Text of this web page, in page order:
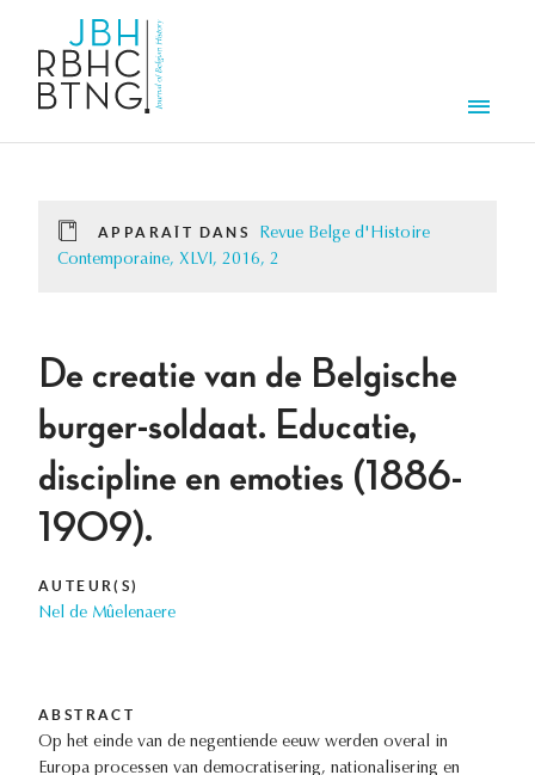
APPARAÎT DANS
Revue Belge d'Histoire
Contemporaine, XLVI, 2016, 2
De creatie van de Belgische
burger-soldaat. Educatie,
discipline en emoties (1886-
1909).
AUTEUR(S)
Nel de Mûelenaere
ABSTRACT
Op het einde van de negentiende eeuw werden overal in
Europa processen van democratisering, nationalisering en